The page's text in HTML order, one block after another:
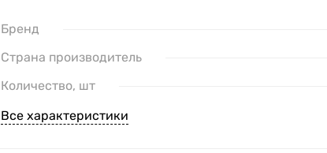
Бренд
Страна производитель
Количество, шт
Все характеристики